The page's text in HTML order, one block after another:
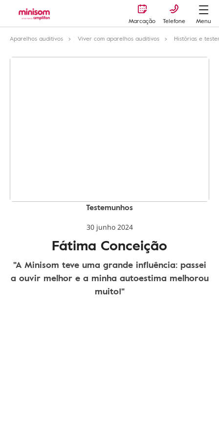
Marcação Telefone
Menu
Aparelhos auditivos
Viver com aparelhos auditivos Histórias e
Testemunhos
30 junho 2024
Fátima Conceição
"A Minisom teve uma grande influência: passei
a ouvir melhor e a minha autoestima melhorou
muito!"